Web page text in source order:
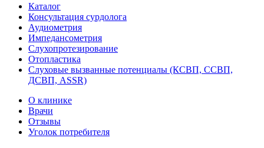
Каталог
Консультация сурдолога
Аудиометрия
Импедансометрия
Слухопротезирование
Отопластика
Слуховые вызванные потенциалы (КСВП, ССВП,
ДСВП, ASSR)
О клинике
Врачи
Отзывы
Уголок потребителя